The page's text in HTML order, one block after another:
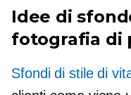
Idee di
fotografia di
Sfondi di stile di